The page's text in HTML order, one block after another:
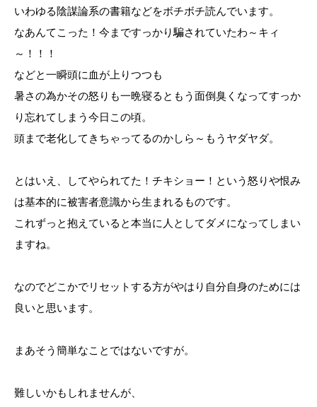
いわゆる陰謀論系の書籍などをボチボチ読んでいます。
なあんてこった！今まですっかり騙されていたわ～キィ
～！！！
などと一瞬頭に血が上りつつも
暑さの為かその怒りも一晩寝るともう面倒臭くなってすっか
り忘れてしまう今日この頃。
頭まで老化してきちゃってるのかしら～もうヤダヤダ。
とはいえ、してやられてた！チキショー！という怒りや恨み
は基本的に被害者意識から生まれるものです。
これずっと抱えていると本当に人としてダメになってしまい
ますね。
なのでどこかでリセットする方がやはり自分自身のためには
良いと思います。
まあそう簡単なことではないですが。
難しいかもしれませんが、